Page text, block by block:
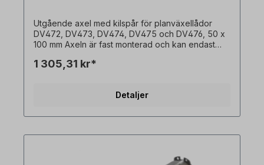
Utgående axel med kilspår för planväxellådor
DV472, DV473, DV474, DV475 och DV476, 50 x
100 mm Axeln är fast monterad och kan endast
produktbilder är icke-bindande exempel! Med
1 305,31 kr*
Detaljer